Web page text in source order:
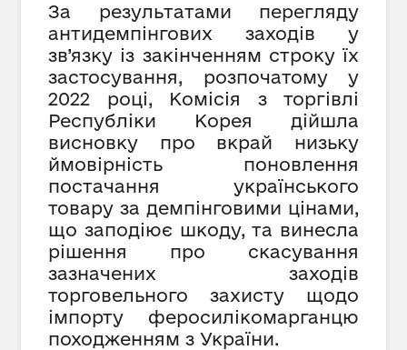
За результатами перегляду
антидемпінгових заходів у
зв’язку із закінченням строку їх
застосування, розпочатому у
2022 році, Комісія з торгівлі
Республіки Корея дійшла
висновку про вкрай низьку
ймовірність поновлення
постачання українського
товару за демпінговими цінами,
що заподіює шкоду, та винесла
рішення про скасування
зазначених заходів
торговельного захисту щодо
імпорту феросилікомарганцю
походженням з України.